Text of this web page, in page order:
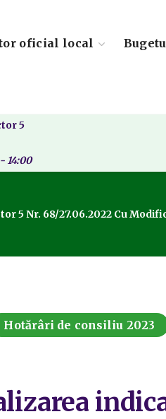
oficial local
5
14:00
Nr. 68/27.06.2022 Cu
Hotărâri de consiliu 2023